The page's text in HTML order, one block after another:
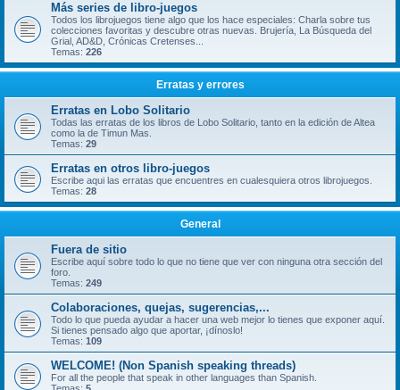
Más series de libro-juegos
Todos los librojuegos tiene algo que los hace especiales: Charla sobre tus
colecciones favoritas y descubre otras nuevas. Brujería, La Búsqueda del
Grial, AD&D, Crónicas Cretenses...
Temas: 226
Erratas y errores
Erratas en Lobo Solitario
Todas las erratas de los libros de Lobo Solitario, tanto en la edición de Altea
como la de Timun Mas.
Temas: 29
Erratas en otros libro-juegos
Escribe aqui las erratas que encuentres en cualesquiera otros librojuegos.
Temas: 28
General
Fuera de sitio
Escribe aquí sobre todo lo que no tiene que ver con ninguna otra sección del
foro.
Temas: 249
Colaboraciones, quejas, sugerencias,...
Todo lo que pueda ayudar a hacer una web mejor lo tienes que exponer aquí.
Si tienes pensado algo que aportar, ¡dínoslo!
Temas: 109
WELCOME! (Non Spanish speaking threads)
For all the people that speak in other languages than Spanish.